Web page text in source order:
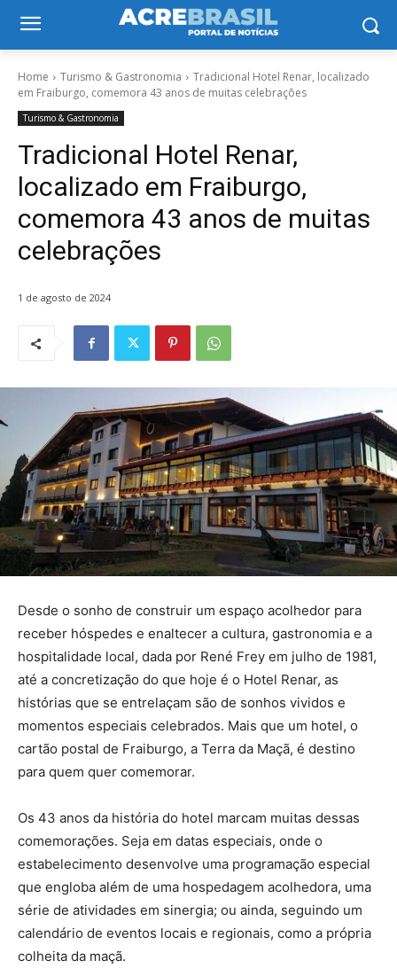
Home Turismo & Gastronomia
Tradicional Hotel Renar, localizado
em Fraiburgo, comemora 43 anos de muitas celebrações
Turismo & Gastronomia
Tradicional Hotel Renar,
localizado em Fraiburgo,
comemora 43 anos de muitas
celebrações
1 de agosto de 2024
Desde o sonho de construir um espaço acolhedor para
receber hóspedes e enaltecer a cultura, gastronomia e a
hospitalidade local, dada por René Frey em julho de 1981,
até a concretização do que hoje é o Hotel Renar, as
histórias que se entrelaçam são de sonhos vividos e
momentos especiais celebrados. Mais que um hotel, o
cartão postal de Fraiburgo, a Terra da Maçã, é destino
para quem quer comemorar.
Os 43 anos da história do hotel marcam muitas dessas
comemorações. Seja em datas especiais, onde o
estabelecimento desenvolve uma programação especial
que engloba além de uma hospedagem acolhedora, uma
série de atividades em sinergia; ou ainda, seguindo um
calendário de eventos locais e regionais, como a própria
colheita da maçã.